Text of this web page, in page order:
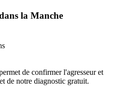
la Manche
de confirmer l'agresseur et
de notre diagnostic gratuit.